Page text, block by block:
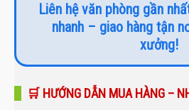
Liên hệ văn phòng gần
nhanh – giao hàng tận
xưởng!
🛒 HƯỚNG DẪN MUA HÀNG –